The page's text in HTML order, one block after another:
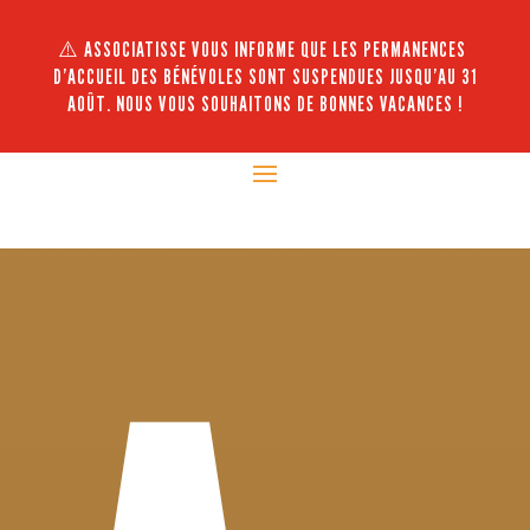
⚠️ ASSOCIATISSE VOUS INFORME QUE LES PERMANENCES
D’ACCUEIL DES BÉNÉVOLES SONT SUSPENDUES JUSQU’AU 31
AOÛT. NOUS VOUS SOUHAITONS DE BONNES VACANCES !